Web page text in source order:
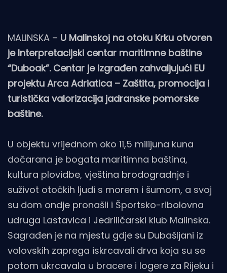
MALINSKA – U Malinskoj na otoku Krku otvoren
je Interpretacijski centar maritimne baštine
“Duboak”. Centar je izgrađen zahvaljujući EU
projektu Arca Adriatica – Zaštita, promocija i
turistička valorizacija jadranske pomorske
baštine.
U objektu vrijednom oko 11,5 milijuna kuna
dočarana je bogata maritimna baština,
kultura plovidbe, vještina brodogradnje i
suživot otočkih ljudi s morem i šumom, a svoj
su dom ondje pronašli i Športsko-ribolovna
udruga Lastavica i Jedriličarski klub Malinska.
Sagrađen je na mjestu gdje su Dubašljani iz
volovskih zaprega iskrcavali drva koja su se
potom ukrcavala u bracere i logere za Rijeku i